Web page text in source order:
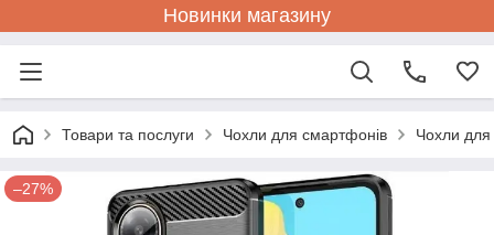
Новинки магазину
Товари та послуги Чохли для смартфонів Чохли
–27%